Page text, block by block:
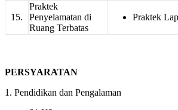
15.
Praktek
Penyelamatan di
Ruang Terbatas
Praktek
PERSYARATAN
1. Pendidikan dan Pengalaman